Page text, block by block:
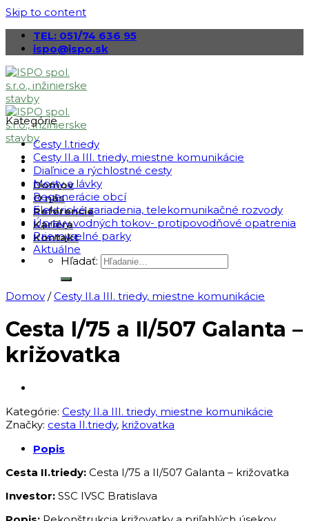
Skip to content
TEL: 051/74 636 95
ispo@ispo.sk
Domov
O nás
Referencie
Kariéra
Kontakt
Hľadať:
Kategórie
Cesty I.triedy
Cesty II.a III. triedy, miestne komunikácie
Diaľnice a rýchlostné cesty
Mosty a lávky
Regenerácie obcí
Elektrické zariadenia, telekomunikačné rozvody
Úpravy vodných tokov- protipovodňové opatrenia
Priemyselné parky
Aktuálne
Domov / Cesty II.a III. triedy, miestne komunikácie
Cesta I/75 a II/507 Galanta –
križovatka
Kategórie: Cesty II.a III. triedy, miestne komunikácie
Značky: cesta II.triedy, križovatka
Popis
Cesta II.triedy: Cesta I/75 a II/507 Galanta – križovatka
Investor: SSC IVSC Bratislava